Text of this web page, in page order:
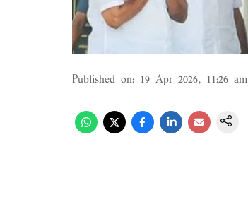
Published on: 19 Apr 2026, 11:26 am